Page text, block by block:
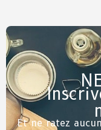
Et ne ratez